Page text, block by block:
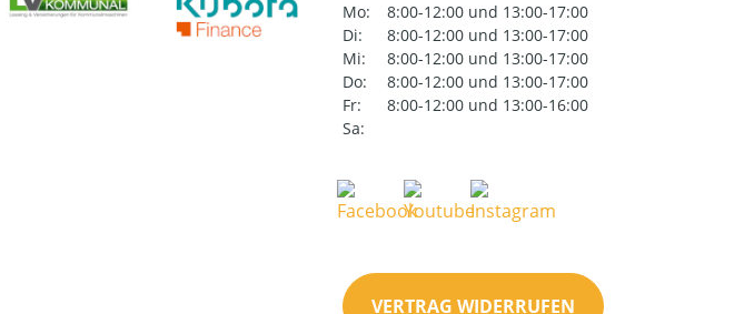
Mo:
8:00-12:00 und 13:00-17:00
Di:
8:00-12:00 und 13:00-17:00
Mi:
8:00-12:00 und 13:00-17:00
Do:
8:00-12:00 und 13:00-17:00
Fr:
8:00-12:00 und 13:00-16:00
Sa:
VERTRAG WIDERRUFEN